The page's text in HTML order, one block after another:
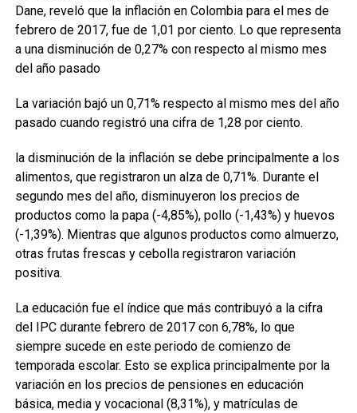
Dane, reveló que la inflación en Colombia para el mes de
febrero de 2017, fue de 1,01 por ciento. Lo que representa
a una disminución de 0,27% con respecto al mismo mes
del año pasado
La variación bajó un 0,71% respecto al mismo mes del año
pasado cuando registró una cifra de 1,28 por ciento.
la disminución de la inflación se debe principalmente a los
alimentos, que registraron un alza de 0,71%. Durante el
segundo mes del año, disminuyeron los precios de
productos como la papa (-4,85%), pollo (-1,43%) y huevos
(-1,39%). Mientras que algunos productos como almuerzo,
otras frutas frescas y cebolla registraron variación
positiva.
La educación fue el índice que más contribuyó a la cifra
del IPC durante febrero de 2017 con 6,78%, lo que
siempre sucede en este periodo de comienzo de
temporada escolar. Esto se explica principalmente por la
variación en los precios de pensiones en educación
básica, media y vocacional (8,31%), y matrículas de